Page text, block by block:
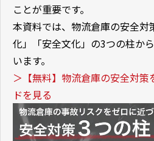
ことが重要です。
本資料では、物流倉庫の安全対
化」「安全文化」の3つの柱か
います。
＞【無料】物流倉庫の安全対策
ドを見る